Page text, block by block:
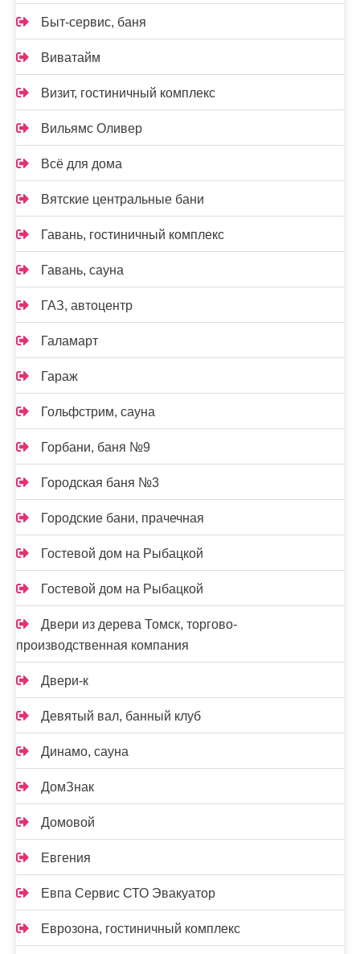
Быт-сервис, баня
Виватайм
Визит, гостиничный комплекс
Вильямс Оливер
Всё для дома
Вятские центральные бани
Гавань, гостиничный комплекс
Гавань, сауна
ГАЗ, автоцентр
Галамарт
Гараж
Гольфстрим, сауна
Горбани, баня №9
Городская баня №3
Городские бани, прачечная
Гостевой дом на Рыбацкой
Гостевой дом на Рыбацкой
Двери из дерева Томск, торгово-
производственная компания
Двери-к
Девятый вал, банный клуб
Динамо, сауна
ДомЗнак
Домовой
Евгения
Евпа Сервис СТО Эвакуатор
Еврозона, гостиничный комплекс